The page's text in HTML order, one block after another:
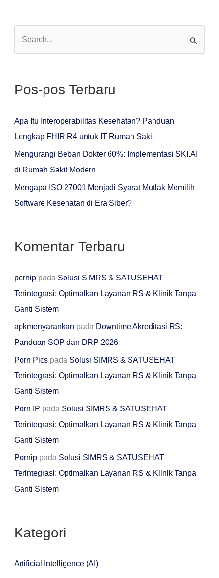
n
t
u
k
:
Pos-pos Terbaru
Apa Itu Interoperabilitas Kesehatan? Panduan
Lengkap FHIR R4 untuk IT Rumah Sakit
Mengurangi Beban Dokter 60%: Implementasi SKI.AI
di Rumah Sakit Modern
Mengapa ISO 27001 Menjadi Syarat Mutlak Memilih
Software Kesehatan di Era Siber?
Komentar Terbaru
pornippada Solusi SIMRS & SATUSEHAT
Terintegrasi: Optimalkan Layanan RS & Klinik Tanpa
Ganti Sistem
apkmenyarankan pada Downtime Akreditasi RS:
Panduan SOP dan DRP 2026
Porn Picspada Solusi SIMRS & SATUSEHAT
Terintegrasi: Optimalkan Layanan RS & Klinik Tanpa
Ganti Sistem
Porn IP pada Solusi SIMRS & SATUSEHAT
Terintegrasi: Optimalkan Layanan RS & Klinik Tanpa
Ganti Sistem
Pornippada Solusi SIMRS & SATUSEHAT
Terintegrasi: Optimalkan Layanan RS & Klinik Tanpa
Ganti Sistem
Kategori
Artificial Intelligence (AI)